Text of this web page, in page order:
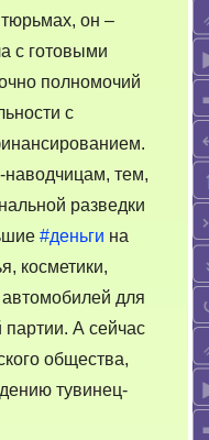
он –
с готовыми
полномочий
с
тем,
разведки
#деньги на
коcметики,
для
партии. А сейчас
общества,
тувинец-